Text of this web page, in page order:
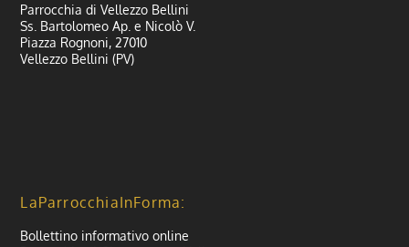
Parrocchia di Vellezzo Bellini
Ss. Bartolomeo Ap. e Nicolò V.
Piazza Rognoni, 27010
Vellezzo Bellini (PV)
LaParrocchiaInForma:
Bollettino informativo online